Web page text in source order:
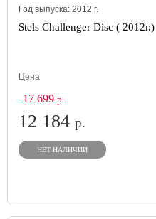
Год выпуска: 2012 г.
Stels Challenger Disc ( 2012г.)
Цена
17 699р.
12 184 р.
НЕТ НАЛИЧИИ